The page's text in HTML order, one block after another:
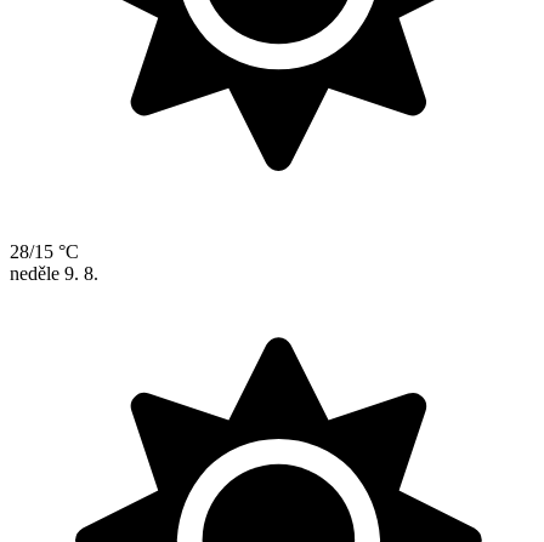
28/15 °C
neděle 9. 8.